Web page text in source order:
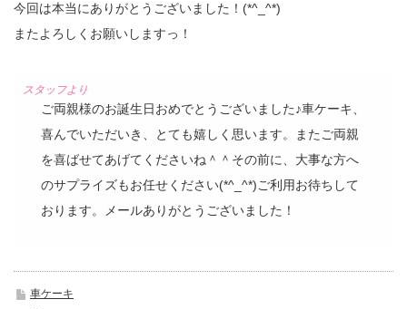
今回は本当にありがとうございました！(*^_^*)
またよろしくお願いしますっ！
ご両親様のお誕生日おめでとうございました♪車ケーキ、
喜んでいただいき、とても嬉しく思います。またご両親
を喜ばせてあげてくださいね＾＾その前に、大事な方へ
のサプライズもお任せください(*^_^*)ご利用お待ちして
おります。メールありがとうございました！
車ケーキ